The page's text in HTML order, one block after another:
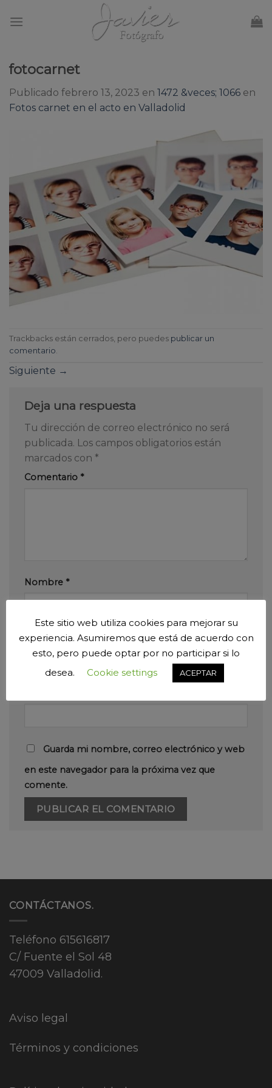
fotocarnet
Publicado febrero 13, 2023 en 1472 &veces; 1066 en
Fotos carnet en el acto en Valladolid
Trackbacks están cerrados, pero puedes publicar un
comentario.
Siguiente →
Deja una respuesta
Tu dirección de correo electrónico no será
publicada. Los campos obligatorios están
marcados con *
Comentario *
Nombre *
Correo electrónico*
Guarda mi nombre, correo electrónico y web
en este navegador para la próxima vez que
comente.
CONTÁCTANOS.
Teléfono 615616817
C/ Fuente el Sol 48
47009 Valladolid.
Aviso legal
Términos y condiciones
Este sitio web utiliza cookies para mejorar su
experiencia. Asumiremos que está de acuerdo con
esto, pero puede optar por no participar si lo
desea.
Cookie settings ACEPTAR